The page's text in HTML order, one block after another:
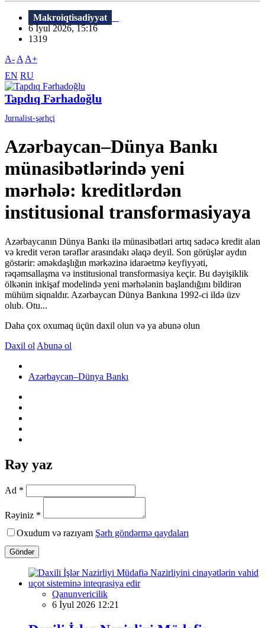
Makroiqtisadiyyat
6 İyul 2026, 15:16
1319
A- A A+
EN RU
Tapdıq Fərhadoğlu
Jurnalist-şərhçi
Azərbaycan–Dünya Bankı
münasibətlərində yeni
mərhələ: kreditlərdən
institusional transformasiyaya
Azərbaycanın Dünya Bankı ilə münasibətləri artıq sadəcə kredit alan
və kredit verən tərəflər arasındakı əlaqə deyil. Son görüşlər aydın
göstərir: əməkdaşlığın mərkəzinə idarəetmə keyfiyyəti,
rəqəmsallaşma və institusional transformasiya keçir. Bu dəyişiklik
ölkənin inkişaf modelində yeni mərhələnin başlandığını bildirən
mühüm siqnaldır. Azərbaycan Dünya Bankına 1992-ci ildə üzv
olub. Otu...
Daha çox oxumaq üçün daxil olun və ya abunə olun
Daxil ol Abunə ol
Azərbaycan–Dünya Bankı
Rəy yaz
Ad *
Rəyiniz *
Oxudum və razıyam Şərh göndərmə qaydaları
Göndər
Qanunvericilik
6 İyul 2026 12:21